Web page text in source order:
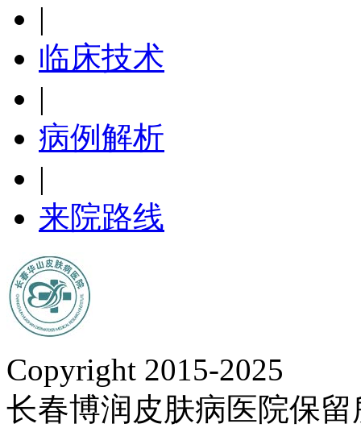
|
临床技术
|
病例解析
|
来院路线
Copyright 2015-2025
长春博润皮肤病医院保